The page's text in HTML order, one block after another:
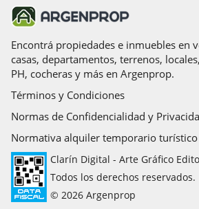
Encontrá propiedades e inmuebles en
casas, departamentos, terrenos,
PH, cocheras y más en Argenprop.
Términos y Condiciones
Normas de Confidencialidad y
Normativa alquiler temporario turístico
Clarín Digital - Arte Gráfico
Todos los derechos reservados.
© 2026 Argenprop